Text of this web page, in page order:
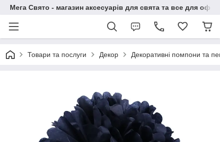
Мега Свято - магазин аксесуарів для свята та все для
Товари та послуги Декор Декоративні помпони та